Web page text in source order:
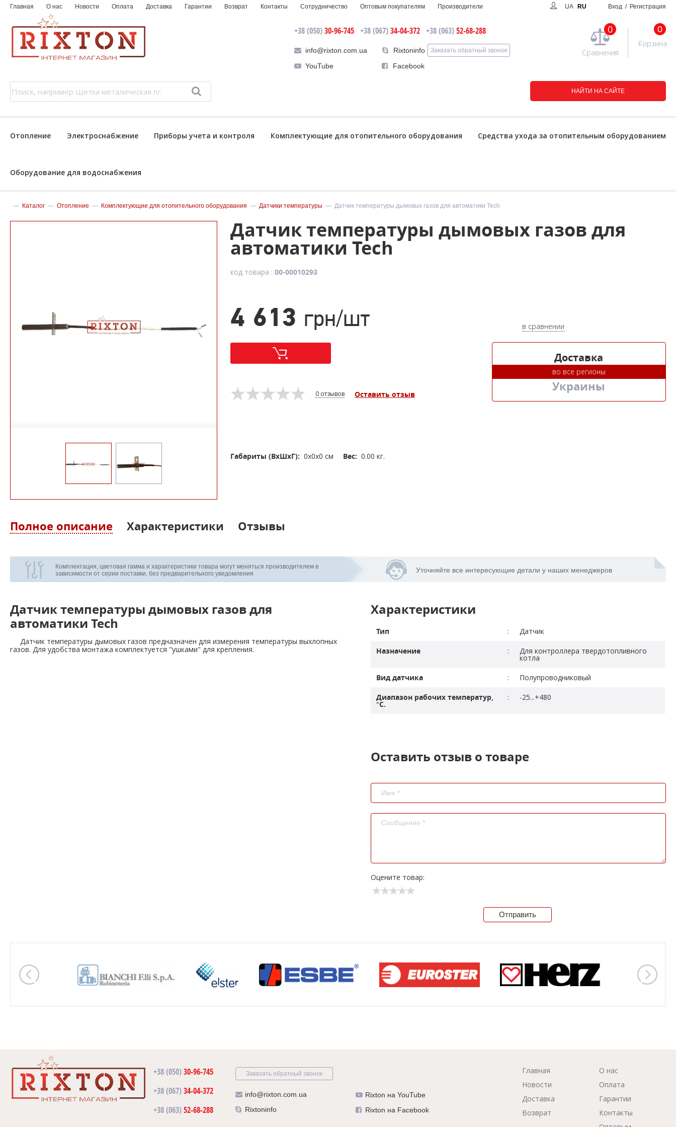
Главная О нас Новости Оплата Доставка Гарантии Возврат Контакты Сотрудничество Оптовым покупателям Производители UA RU Вход / Регистрация
0
Сравнения
0
Корзина
+38 (050)30-96-745 +38 (067)34-04-372 +38 (063)52-68-288
info@rixton.com.ua Rixtoninfo Заказать обратный звонок
YouTube Facebook
НАЙТИ НА САЙТЕ
Отопление Электроснабжение Приборы учета и контроля Комплектующие для отопительного оборудования Средства ухода за отопительным оборудованием
Оборудование для водоснабжения
— Каталог — Отопление — Комплектующие для отопительного оборудования — Датчики температуры — Датчик температуры дымовых газов для автоматики Tech
Датчик температуры дымовых газов для
автоматики Tech
код товара :00-00010293
4 613 грн/шт
0 отзывов Оставить отзыв
в сравнении
Доставка
во все регионы
Украины
Габариты (ВхШхГ): 0x0x0 см Вес: 0.00 кг.
Полное описание Характеристики Отзывы
Комплектация, цветовая гамма и характеристики товара могут меняться производителем в
зависимости от серии поставки, без предварительного уведомления
Уточняйте все интересующие детали у наших менеджеров
Датчик температуры дымовых газов для
автоматики Tech
газов. Для удобства монтажа комплектуется "ушками" для крепления.
Характеристики
Тип : Датчик
Назначение : Для контроллера твердотопливного
котла
Вид датчика : Полупроводниковый
Диапазон рабочих температур,
°C.
: -25...+480
Оставить отзыв о товаре
Оцените товар:
Отправить
+38 (050)30-96-745
+38 (067)34-04-372
+38 (063)52-68-288
Заказать обратный звонок
info@rixton.com.ua
Rixtoninfo
Rixton на YouTube
Rixton на Facebook
Главная
О нас
Новости
Оплата
Доставка
Гарантии
Возврат
Контакты